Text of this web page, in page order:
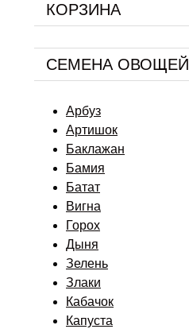
КОРЗИНА
СЕМЕНА ОВОЩЕЙ
Арбуз
Артишок
Баклажан
Бамия
Батат
Вигна
Горох
Дыня
Зелень
Злаки
Кабачок
Капуста